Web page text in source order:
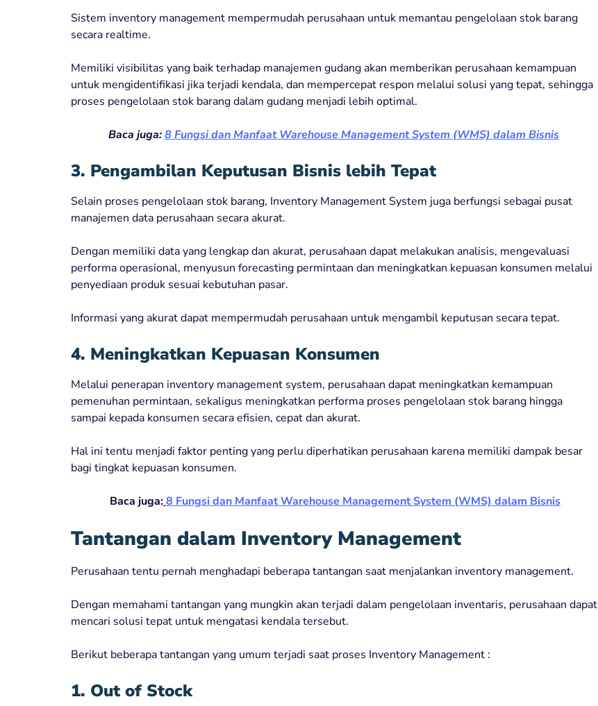
Sistem inventory management mempermudah perusahaan untuk memantau pengelolaan stok barang
secara realtime.
Memiliki visibilitas yang baik terhadap manajemen gudang akan memberikan perusahaan kemampuan
untuk mengidentifikasi jika terjadi kendala, dan mempercepat respon melalui solusi yang tepat, sehingga
proses pengelolaan stok barang dalam gudang menjadi lebih optimal.
Baca juga:8 Fungsi dan Manfaat Warehouse Management System (WMS) dalam Bisnis
3. Pengambilan Keputusan Bisnis lebih Tepat
Selain proses pengelolaan stok barang, Inventory Management System juga berfungsi sebagai pusat
manajemen data perusahaan secara akurat.
Dengan memiliki data yang lengkap dan akurat, perusahaan dapat melakukan analisis, mengevaluasi
performa operasional, menyusun forecasting permintaan dan meningkatkan kepuasan konsumen melalui
penyediaan produk sesuai kebutuhan pasar.
Informasi yang akurat dapat mempermudah perusahaan untuk mengambil keputusan secara tepat.
4. Meningkatkan Kepuasan Konsumen
Melalui penerapan inventory management system, perusahaan dapat meningkatkan kemampuan
pemenuhan permintaan, sekaligus meningkatkan performa proses pengelolaan stok barang hingga
sampai kepada konsumen secara efisien, cepat dan akurat.
Hal ini tentu menjadi faktor penting yang perlu diperhatikan perusahaan karena memiliki dampak besar
bagi tingkat kepuasan konsumen.
Baca juga: 8 Fungsi dan Manfaat Warehouse Management System (WMS) dalam Bisnis
Tantangan dalam Inventory Management
Perusahaan tentu pernah menghadapi beberapa tantangan saat menjalankan inventory management.
Dengan memahami tantangan yang mungkin akan terjadi dalam pengelolaan inventaris, perusahaan dapat
mencari solusi tepat untuk mengatasi kendala tersebut.
Berikut beberapa tantangan yang umum terjadi saat proses Inventory Management :
1. Out of Stock